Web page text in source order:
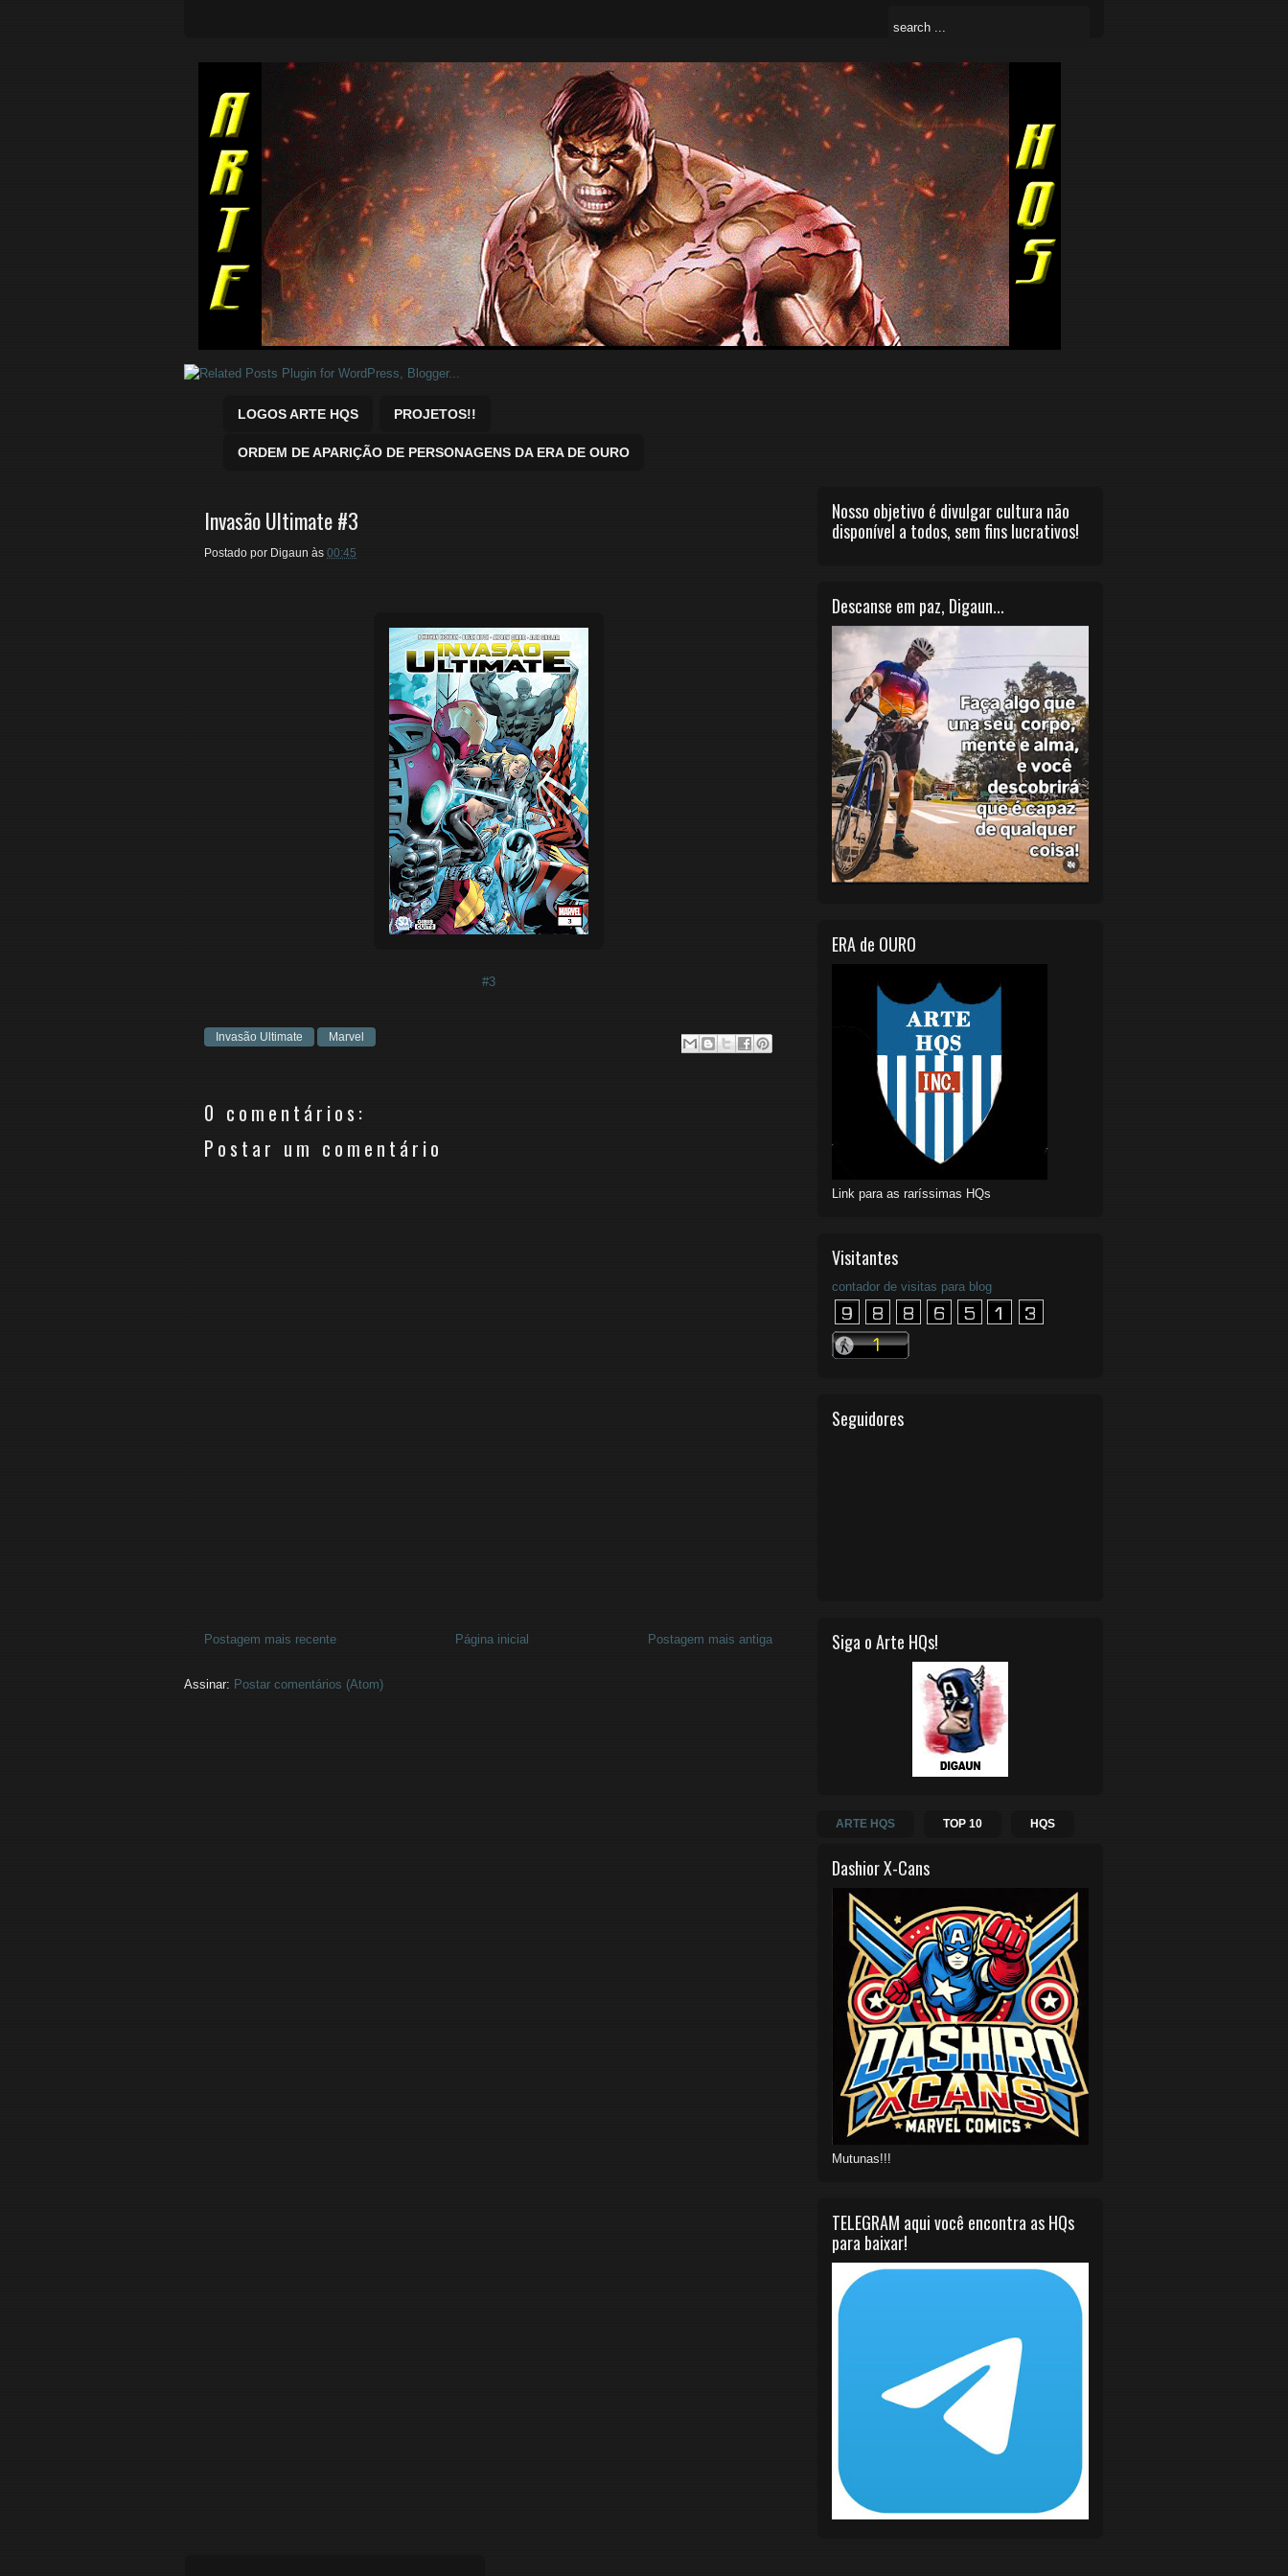
Quadrinhos Marvel e DC para baixar.
LOGOS ARTE HQS PROJETOS!!
ORDEM DE APARIÇÃO DE PERSONAGENS DA ERA DE OURO
Invasão Ultimate #3
Postado por Digaun às 00:45
#3
Invasão Ultimate Marvel
0 comentários:
Postar um comentário
Postagem mais recente Postagem mais antiga
Página inicial
Assinar: Postar comentários (Atom)
Nosso objetivo é divulgar cultura não
disponível a todos, sem fins lucrativos!
Descanse em paz, Digaun...
ERA de OURO
Link para as raríssimas HQs
Visitantes
contador de visitas para blog
Seguidores
Siga o Arte HQs!
ARTE HQS TOP 10 HQS
Dashior X-Cans
Mutunas!!!
TELEGRAM aqui você encontra as HQs
para baixar!